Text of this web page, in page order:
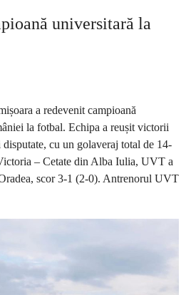
universitară la
a redevenit campioană
la fotbal. Echipa a reușit victorii
cu un golaveraj total de 14-
– Cetate din Alba Iulia, UVT a
scor 3-1 (2-0). Antrenorul UVT